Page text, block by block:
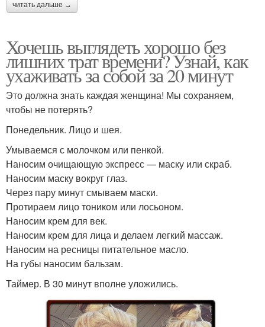
читать дальше →
Хочешь выглядеть хорошо без
лишних трат времени? Узнай, как
ухаживать за собой за 20 минут
Это должна знать каждая женщина! Мы сохраняем,
чтобы не потерять?
Понедельник. Лицо и шея.
Умываемся с молочком или пенкой.
Наносим очищающую экспресс — маску или скраб.
Наносим маску вокруг глаз.
Через пару минут смываем маски.
Протираем лицо тоником или лосьоном.
Наносим крем для век.
Наносим крем для лица и делаем легкий массаж.
Наносим на ресницы питательное масло.
На губы наносим бальзам.
Таймер. В 30 минут вполне уложились.